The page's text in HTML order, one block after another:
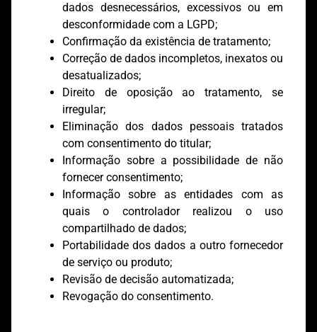
dados desnecessários, excessivos ou em
desconformidade com a LGPD;
Confirmação da existência de tratamento;
Correção de dados incompletos, inexatos ou
desatualizados;
Direito de oposição ao tratamento, se
irregular;
Eliminação dos dados pessoais tratados
com consentimento do titular;
Informação sobre a possibilidade de não
fornecer consentimento;
Informação sobre as entidades com as
quais o controlador realizou o uso
compartilhado de dados;
Portabilidade dos dados a outro fornecedor
de serviço ou produto;
Revisão de decisão automatizada;
Revogação do consentimento.